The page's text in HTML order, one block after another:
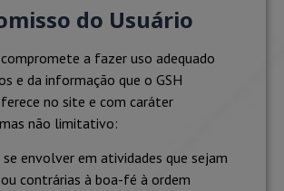
do Usuário
a fazer uso adequado
e da informação que o GSH
no site e com caráter
não limitativo:
se envolver em atividades que sejam
contrárias à boa-fé à ordem